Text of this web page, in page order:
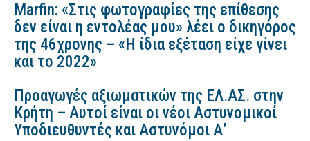
Marfin: «Στις φωτογραφίες της επίθεσης
δεν είναι η εντολέας μου» λέει ο δικηγόρος
της 46χρονης – «Η ίδια εξέταση είχε γίνει
και το 2022»
Προαγωγές αξιωματικών της ΕΛ.ΑΣ. στην
Κρήτη – Αυτοί είναι οι νέοι Αστυνομικοί
Υποδιευθυντές και Αστυνόμοι Α’